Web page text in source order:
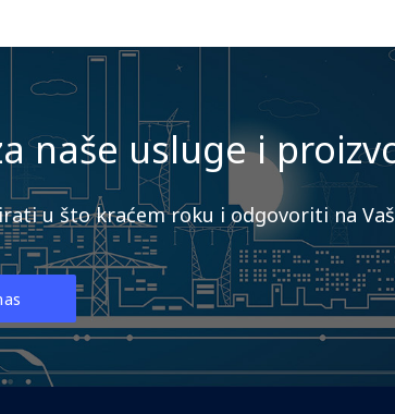
naše usluge i
u što kraćem roku i odgovoriti na